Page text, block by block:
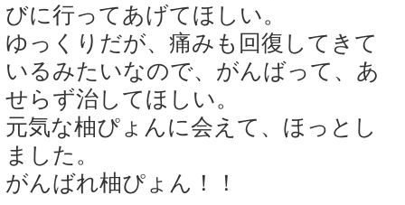
びに行ってあげてほしい。
ゆっくりだが、痛みも回復してきて
いるみたいなので、がんばって、あ
せらず治してほしい。
元気な柚ぴょんに会えて、ほっとし
ました。
がんばれ柚ぴょん！！